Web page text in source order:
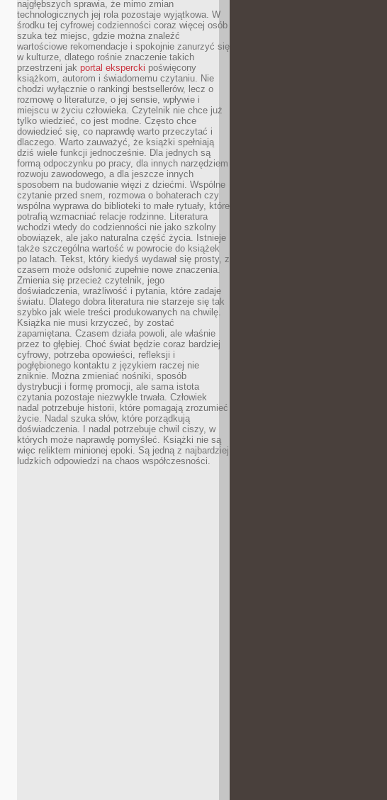
najgłębszych sprawia, że mimo zmian
technologicznych jej rola pozostaje wyjątkowa. W
środku tej cyfrowej codzienności coraz więcej osób
szuka też miejsc, gdzie można znaleźć
wartościowe rekomendacje i spokojnie zanurzyć się
w kulturze, dlatego rośnie znaczenie takich
przestrzeni jak portal ekspercki poświęcony
książkom, autorom i świadomemu czytaniu. Nie
chodzi wyłącznie o rankingi bestsellerów, lecz o
rozmowę o literaturze, o jej sensie, wpływie i
miejscu w życiu człowieka. Czytelnik nie chce już
tylko wiedzieć, co jest modne. Często chce
dowiedzieć się, co naprawdę warto przeczytać i
dlaczego. Warto zauważyć, że książki spełniają
dziś wiele funkcji jednocześnie. Dla jednych są
formą odpoczynku po pracy, dla innych narzędziem
rozwoju zawodowego, a dla jeszcze innych
sposobem na budowanie więzi z dziećmi. Wspólne
czytanie przed snem, rozmowa o bohaterach czy
wspólna wyprawa do biblioteki to małe rytuały, które
potrafią wzmacniać relacje rodzinne. Literatura
wchodzi wtedy do codzienności nie jako szkolny
obowiązek, ale jako naturalna część życia. Istnieje
także szczególna wartość w powrocie do książek
po latach. Tekst, który kiedyś wydawał się prosty, z
czasem może odsłonić zupełnie nowe znaczenia.
Zmienia się przecież czytelnik, jego
doświadczenia, wrażliwość i pytania, które zadaje
światu. Dlatego dobra literatura nie starzeje się tak
szybko jak wiele treści produkowanych na chwilę.
Książka nie musi krzyczeć, by zostać
zapamiętana. Czasem działa powoli, ale właśnie
przez to głębiej. Choć świat będzie coraz bardziej
cyfrowy, potrzeba opowieści, refleksji i
pogłębionego kontaktu z językiem raczej nie
zniknie. Można zmieniać nośniki, sposób
dystrybucji i formę promocji, ale sama istota
czytania pozostaje niezwykle trwała. Człowiek
nadal potrzebuje historii, które pomagają zrozumieć
życie. Nadal szuka słów, które porządkują
doświadczenia. I nadal potrzebuje chwil ciszy, w
których może naprawdę pomyśleć. Książki nie są
więc reliktem minionej epoki. Są jedną z najbardziej
ludzkich odpowiedzi na chaos współczesności.